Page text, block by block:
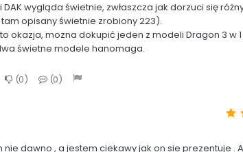
wygląda świetnie, zwłaszcza jak dorzuci się
opisany świetnie zrobiony 223).
okazja, mozna dokupić jeden z modeli Dragon 3 w 1
świetne modele hanomaga.
0 0
dawno , a jestem ciekawy jak on sie prezentuje .